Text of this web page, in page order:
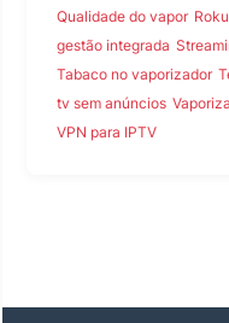
Qualidade do vapor
gestão integrada
Tabaco no vaporizador
tv sem anúncios
VPN para IPTV